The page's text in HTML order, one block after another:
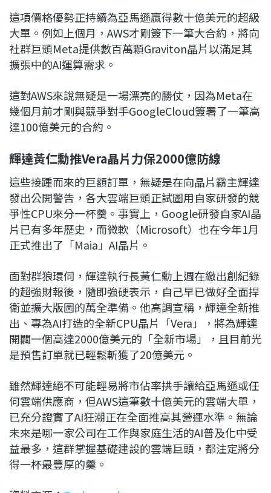
這項價格優勢正持續為亞馬遜贏得數十億美元的超級
大單。例如上個月，AWS才剛簽下一筆大合約，將向
社群巨頭Meta提供數百萬顆Graviton晶片以滿足其
擴張中的AI運算需求。
這對AWS來說無疑是一場漂亮的勝仗，因為Meta在
幾個月前才剛與競爭對手GoogleCloud簽署了一筆高
達100億美元的合約。
輝達黃仁勳推Vera晶片力保2000億防線
這些接踵而來的巨額訂單，無疑是在向晶片霸主輝達
發出公開警告，各大雲端巨頭正試圖用自家研發的競
爭性CPU來分一杯羹。事實上，Google研發自家AI晶
片已有多年歷史，而微軟（Microsoft）也在今年1月
正式推出了「Maia」AI晶片。
面對群狼環伺，輝達執行長黃仁勳上週在繳出創紀錄
的超強財報後，隨即強硬表示，自己早已做好全面捍
衛並擴大版圖的萬全準備。他高調宣稱，輝達全新推
出、專為AI打造的全新CPU晶片「Vera」，將為輝達
開闢一個高達2000億美元的「全新市場」，且目前光
是預售訂單就已輕鬆斬獲了20億美元。
雖然輝達絕不可能輕易將市佔率拱手讓給亞馬遜或任
何雲端供應商，但AWS這筆數十億美元的雲端大單，
已充分證實了AI狂潮正在全面推高其營運水準。無論
未來是哪一家公司在工作與家庭生活的AI普及化中受
益最多，這群掌握基礎建設的雲端巨頭，都注定將分
得一杯最豐厚的羹。